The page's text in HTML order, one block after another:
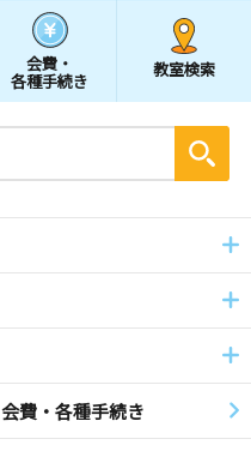
会費・
各種手続き
教室検索
会費・各種手続き